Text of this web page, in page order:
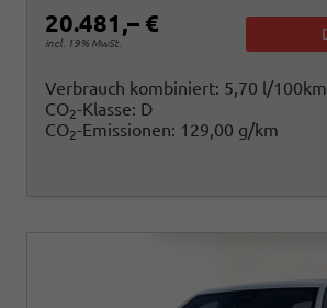
20.481,– €
incl. 19% MwSt.
Verbrauch kombiniert: 5,70 l/100km
CO2-Klasse: D
CO2-Emissionen: 129,00 g/km